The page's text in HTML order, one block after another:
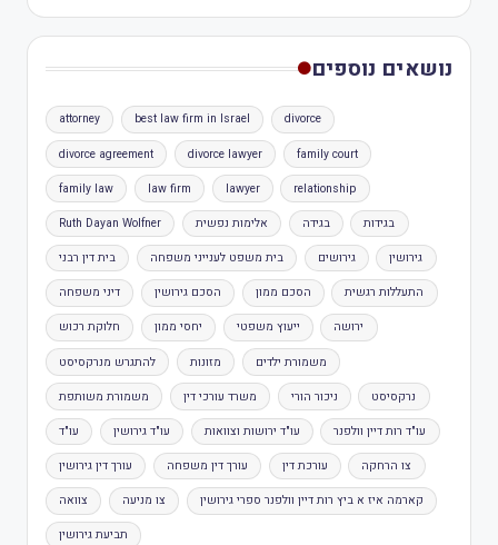
נושאים נוספים
attorney best law firm in Israel divorce
divorce agreement divorce lawyer family court
family law law firm lawyer relationship
Ruth Dayan Wolfner אלימות נפשית בגידה בגידות
בית דין רבני בית משפט לענייני משפחה גירושים גירושין
דיני משפחה הסכם גירושין הסכם ממון התעללות רגשית
חלוקת רכוש יחסי ממון ייעוץ משפטי ירושה
להתגרש מנרקסיסט מזונות משמורת ילדים
משמורת משותפת משרד עורכי דין ניכור הורי נרקסיסט
עו"ד עו"ד גירושין עו"ד ירושות וצוואות עו"ד רות דיין וולפנר
עורך דין גירושין עורך דין משפחה עורכת דין צו הרחקה
צוואה צו מניעה קארמה איז א ביץ רות דיין וולפנר ספרי גירושין
תביעת גירושין